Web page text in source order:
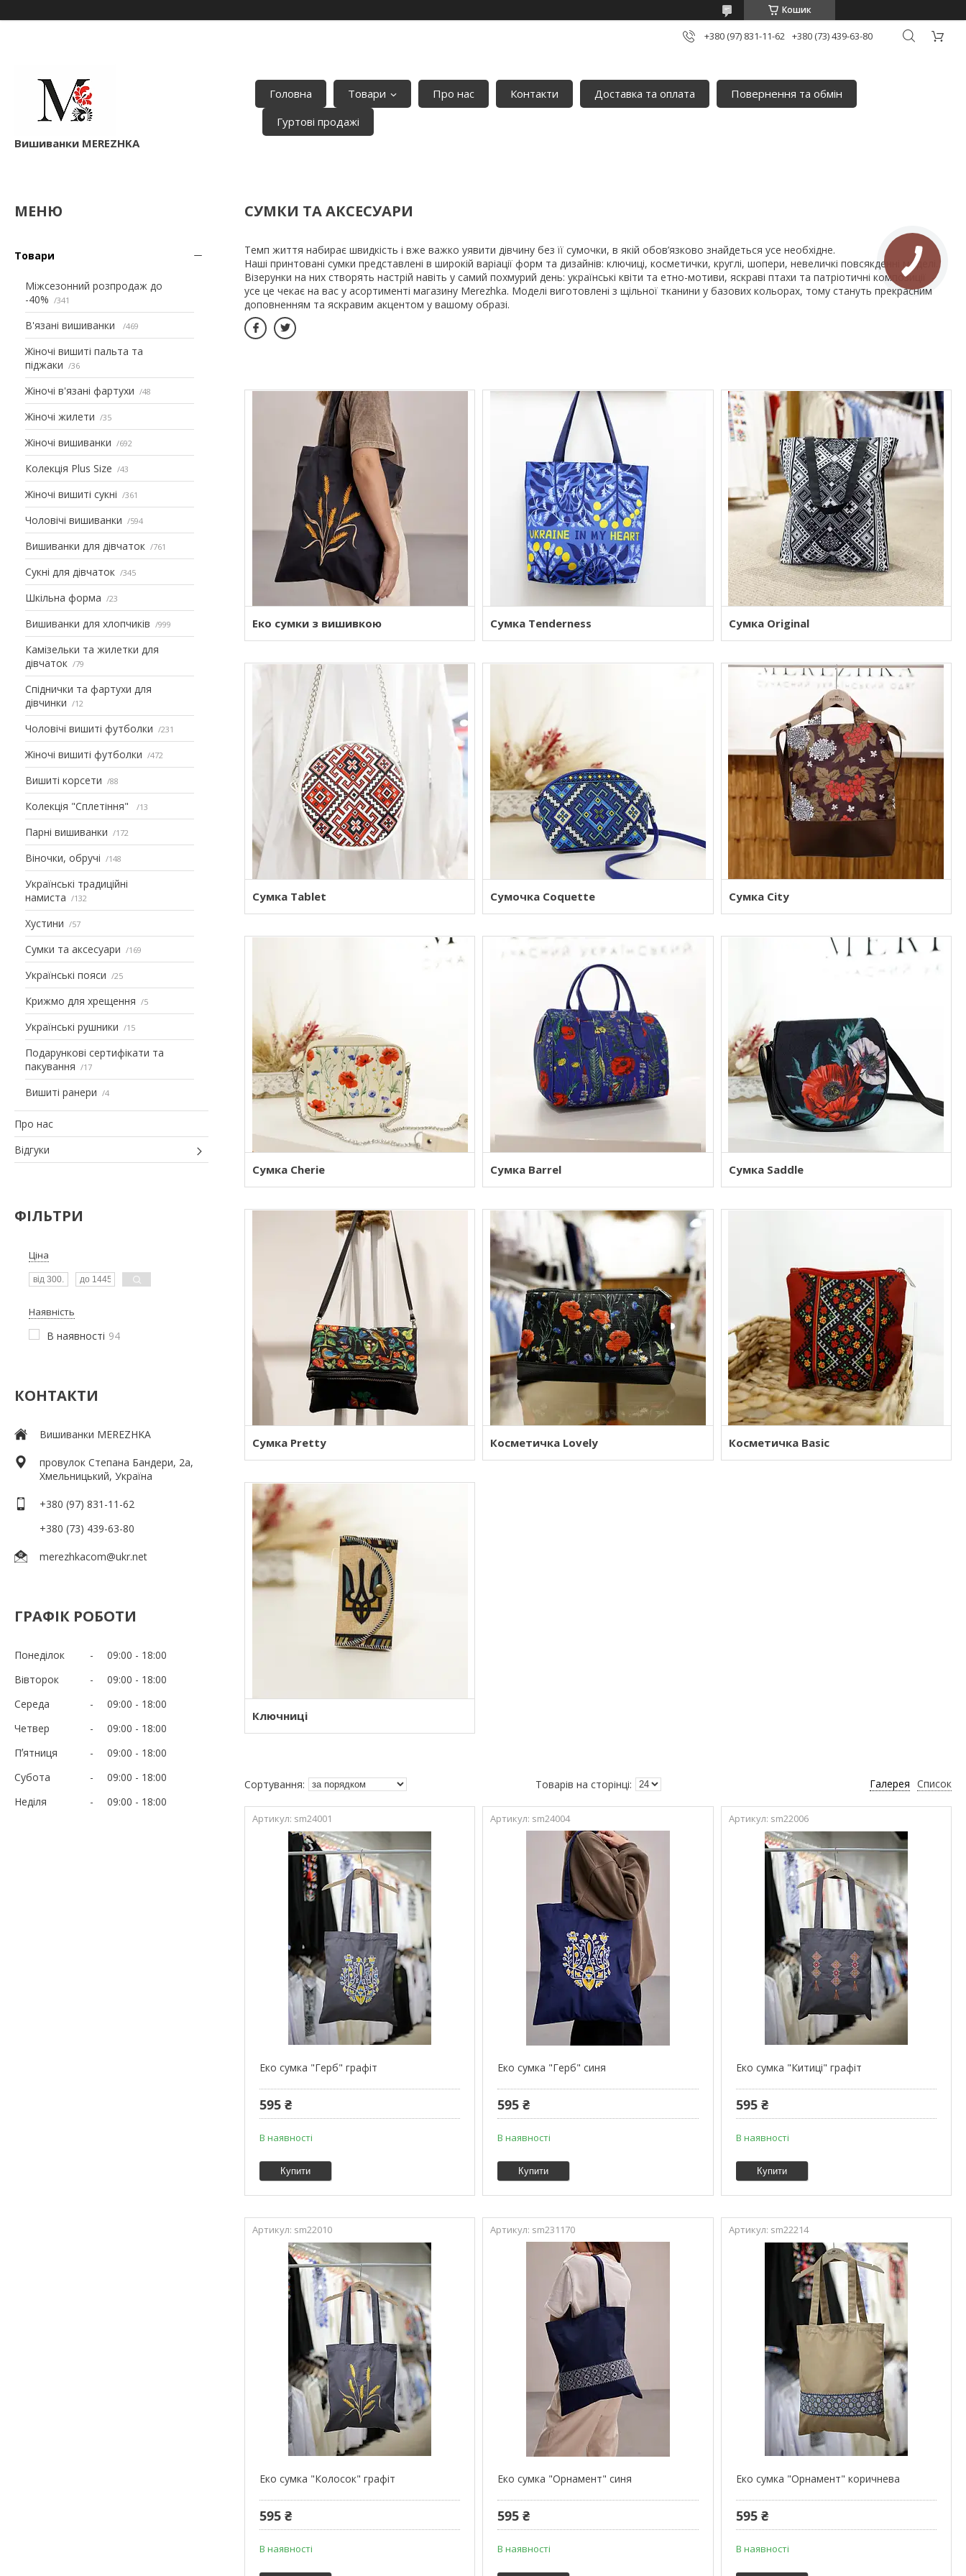
Кошик
+380 (97) 831-11-62 +380 (73) 439-63-80
Вишиванки MEREZHKA
Головна Товари Про нас Контакти Доставка та оплата
Повернення та обмін
Гуртові продажі
Товари
Міжсезонний розпродаж до
-40%
341
В'язані вишиванки 469
Жіночі вишиті пальта та
піджаки
36
Жіночі в'язані фартухи 48
Жіночі жилети 35
Жіночі вишиванки 692
Колекція Plus Size 43
Жіночі вишиті сукні 361
Чоловічі вишиванки 594
Вишиванки для дівчаток 761
Сукні для дівчаток 345
Шкільна форма 23
Вишиванки для хлопчиків 999
Камізельки та жилетки для
дівчаток
79
Спіднички та фартухи для
дівчинки
12
Чоловічі вишиті футболки 231
Жіночі вишиті футболки 472
Вишиті корсети 88
Колекція "Сплетіння" 13
Парні вишиванки 172
Віночки, обручі 148
Українські традиційні
намиста
132
Хустини 57
Сумки та аксесуари 169
Українські пояси 25
Крижмо для хрещення 5
Українські рушники 15
Подарункові сертифікати та
пакування
17
Вишиті ранери 4
Про нас
Відгуки
ФІЛЬТРИ
Ціна
Наявність
В наявності 94
КОНТАКТИ
Вишиванки MEREZHKA
провулок Степана Бандери, 2a,
Хмельницький, Україна
+380 (97) 831-11-62
+380 (73) 439-63-80
merezhkacom@ukr.net
ГРАФІК РОБОТИ
Понеділок 09:00
18:00
Вівторок
09:00
18:00
Середа
09:00
18:00
Четвер
09:00
18:00
Пʼятниця
09:00
18:00
Субота
09:00
18:00
Неділя
09:00 18:00
СУМКИ ТА АКСЕСУАРИ
Темп життя набирає швидкість і вже важко уявити дівчину без її сумочки, в якій обов’язково знайдеться усе необхідне.
Наші принтовані сумки представлені в широкій варіації форм та дизайнів: ключиці, косметички, круглі, шопери, невеличкі повсякденні моделі.
Візерунки на них створять настрій навіть у самий похмурий день: українські квіти та етно-мотиви, яскраві птахи та патріотичні композиції -
усе це чекає на вас у асортименті магазину Merezhka. Моделі виготовлені з щільної тканини у базових кольорах, тому стануть прекрасним
доповненням та яскравим акцентом у вашому образі.
Еко сумки з вишивкою Сумка Tenderness Сумка Original
Сумка Tablet Сумочка Coquette Сумка City
Сумка Cherie Сумка Barrel Сумка Saddle
Сумка Pretty Косметичка Lovely Косметичка Basic
Ключниці
Галерея Список
sm24001
Еко сумка "Герб" графіт
595 ₴
В наявності
Купити
sm24004
Еко сумка "Герб" синя
595 ₴
В наявності
Купити
sm22006
Еко сумка "Китиці" графіт
595 ₴
В наявності
Купити
sm22010
Еко сумка "Колосок" графіт
595 ₴
В наявності
sm231170
Еко сумка "Орнамент" синя
595 ₴
В наявності
sm22214
Еко сумка "Орнамент" коричнева
595 ₴
В наявності